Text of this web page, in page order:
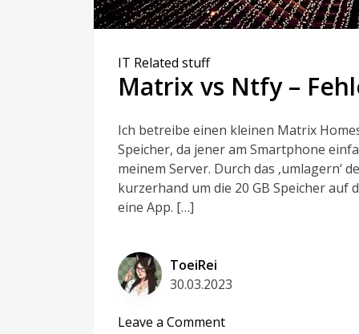
IT Related stuff
Matrix vs Ntfy –
Ich betreibe einen kleinen Matrix
Speicher, da jener am Smartphone
meinem Server. Durch das ‚umlagern‘
kurzerhand um die 20 GB Speicher
eine App. […]
ToeiRei
30.03.2023
Leave a Commenton